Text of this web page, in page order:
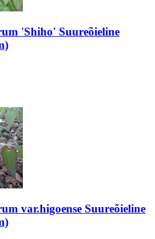
'Shiho' Suureõieline
var.higoense Suureõieline